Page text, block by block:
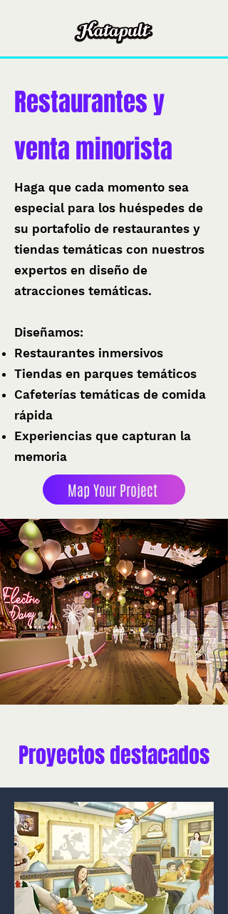
Restaurantes y
venta minorista
Haga que cada momento sea
especial para los huéspedes de
su portafolio de restaurantes y
tiendas temáticas con nuestros
expertos en diseño de
atracciones temáticas.
Diseñamos:
Restaurantes inmersivos
Tiendas en parques temáticos
Cafeterías temáticas de comida
rápida
Experiencias que capturan la
memoria
Map Your Project
Proyectos destacados